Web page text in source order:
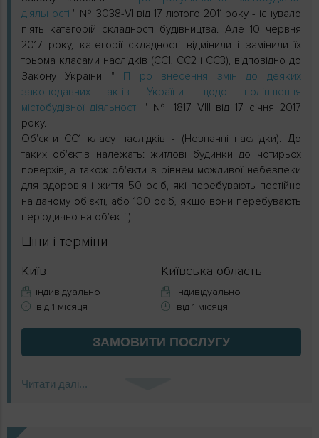
діяльності " № 3038-VI від 17 лютого 2011 року - існувало
п'ять категорій складності будівництва. Але 10 червня
2017 року, категорії складності відмінили і замінили їх
трьома класами наслідків (СС1, СС2 і СС3), відповідно до
Закону України " П ро внесення змін до деяких
законодавчих актів України щодо поліпшення
містобудівної діяльності " № 1817 VIІІ від 17 січня 2017
року.
Об'єкти СС1 класу наслідків - (Незначні наслідки). До
таких об'єктів належать: житлові будинки до чотирьох
поверхів, а також об'єкти з рівнем можливої ​​небезпеки
для здоров'я і життя 50 осіб, які перебувають постійно
на даному об'єкті, або 100 осіб, якщо вони перебувають
періодично на об'єкті.)
Ціни і терміни
Київ
індивідуально
від 1 місяця
Київська область
індивідуально
від 1 місяця
ЗАМОВИТИ ПОСЛУГУ
Читати далі...